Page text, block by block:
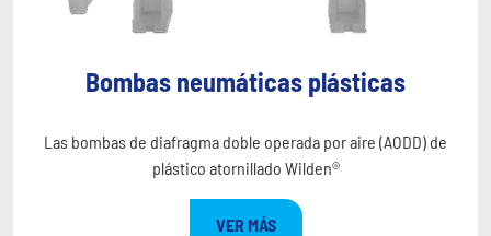
Bombas neumáticas plásticas
Las bombas de diafragma doble operada por aire (AODD) de
plástico atornillado Wilden®
VER MÁS